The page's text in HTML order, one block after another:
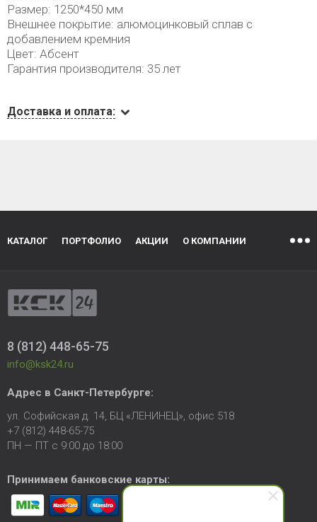
Размер: 1250*450 мм
Внешнее покрытие: алюмоцинковый сплав с
добавлением кремния
Цвет: Абсент
Гарантия производителя: 35 лет
Доставка и оплата:
КАТАЛОГ ПОРТФОЛИО АКЦИИ О КОМПАНИИ
8 (812) 448-65-75
info@ksk24.ru
Адрес в Санкт-Петербурге:
ул. Софийская д. 14, БЦ «ЛЕНИНЕЦ», офис 518
+7 (812) 448-65-75
ПН — ПТ с 9:00 до 18:00
Принимаем банковские карты: